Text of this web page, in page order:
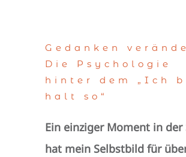
Gedanken
Die Psychologie
hinter dem „Ich
halt so“
Ein einziger Moment in der
hat mein Selbstbild für